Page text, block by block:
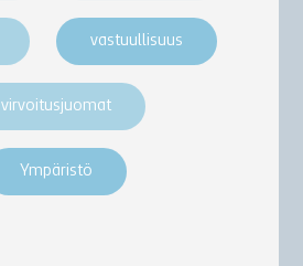
vastuullisuus
virvoitusjuomat
Ympäristö